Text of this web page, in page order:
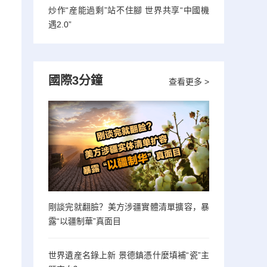
炒作“産能過剩”站不住腳 世界共享“中國機
遇2.0”
查看更多 >
國際3分鐘
剛談完就翻臉？美方涉疆實體清單擴容，暴
露“以疆制華”真面目
世界遺産名錄上新 景德鎮憑什麼填補“瓷”主